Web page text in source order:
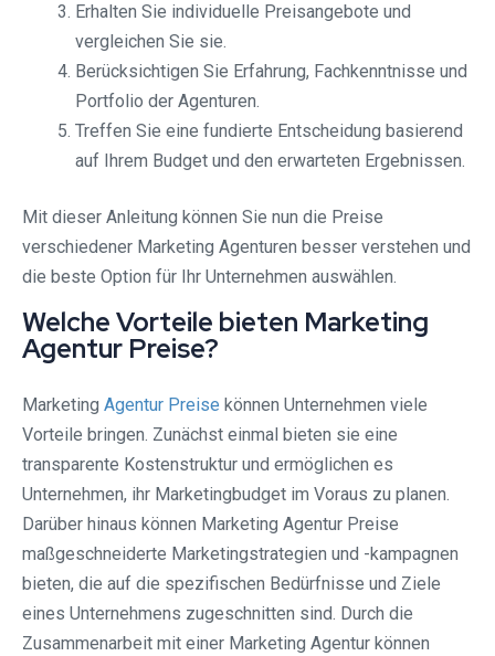
Erhalten Sie individuelle Preisangebote und
vergleichen Sie sie.
Berücksichtigen Sie Erfahrung, Fachkenntnisse und
Portfolio der Agenturen.
Treffen Sie eine fundierte Entscheidung basierend
auf Ihrem Budget und den erwarteten Ergebnissen.
Mit dieser Anleitung können Sie nun die Preise
verschiedener Marketing Agenturen besser verstehen und
die beste Option für Ihr Unternehmen auswählen.
Welche Vorteile bieten Marketing
Agentur Preise?
Marketing Agentur Preise können Unternehmen viele
Vorteile bringen. Zunächst einmal bieten sie eine
transparente Kostenstruktur und ermöglichen es
Unternehmen, ihr Marketingbudget im Voraus zu planen.
Darüber hinaus können Marketing Agentur Preise
maßgeschneiderte Marketingstrategien und -kampagnen
bieten, die auf die spezifischen Bedürfnisse und Ziele
eines Unternehmens zugeschnitten sind. Durch die
Zusammenarbeit mit einer Marketing Agentur können